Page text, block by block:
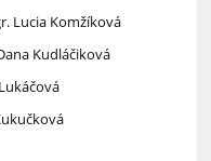
Lucia Komžíková
Kudláčiková